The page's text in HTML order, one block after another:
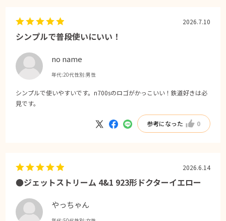
シンプルで普段使いにいい！
no name
年代:20代性別:男性
2026.7.10
シンプルで使いやすいです。n700sのロゴがかっこいい！鉄道好きは必
見です。
参考になった 0
●ジェットストリーム 4&1 923形ドクターイエロー
やっちゃん
2026.6.14